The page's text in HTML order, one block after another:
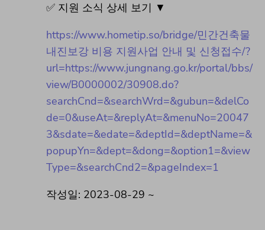
✅ 지원 소식 상세 보기 ▼
https://www.hometip.so/bridge/민간건축물
내진보강 비용 지원사업 안내 및 신청접수/?
url=https://www.jungnang.go.kr/portal/bbs/
view/B0000002/30908.do?
searchCnd=&searchWrd=&gubun=&delCo
de=0&useAt=&replyAt=&menuNo=20047
3&sdate=&edate=&deptId=&deptName=&
popupYn=&dept=&dong=&option1=&view
Type=&searchCnd2=&pageIndex=1
작성일: 2023-08-29 ~